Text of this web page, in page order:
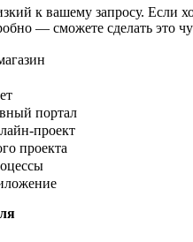
к вашему запросу. Если
— сможете сделать это
портал
проект
проекта